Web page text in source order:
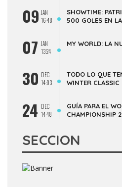
09 JAN
16:48
SHOWTIME:
500 GOLES EN
07 JAN
13:24
MY WORLD: LA
30 DEC
14:03
TODO LO QUE
WINTER CLASSIC
24 DEC
14:48
GUÍA PARA EL
CHAMPIONSHIP
SECCION